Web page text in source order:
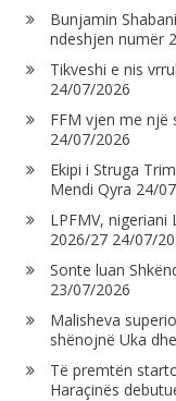
Bunjamin
ndeshjen numër
Tikveshi e nis
24/07/2026
FFM vjen me një
24/07/2026
Ekipi i Struga
Mendi Qyra 24/
LPFMV,
2026/27 24/07/
Sonte luan
23/07/2026
Malisheva
shënojnë Uka
Të premtën
Haraçinës